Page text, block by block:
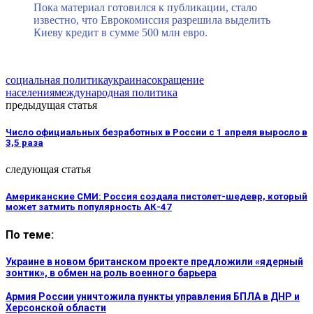
Пока материал готовился к публикации, стало
известно, что Еврокомиссия разрешила выделить
Киеву кредит в сумме 500 млн евро.
социальная политикаукраинасокращение
населениямеждународная политика
предыдущая статья
Число официальных безработных в России с 1 апреля выросло в
3,5 раза
следующая статья
Американские СМИ: Россия создала пистолет-шедевр, который
может затмить популярность АК-47
По теме:
Украине в новом британском проекте предложили «ядерный
зонтик», в обмен на роль военного барьера
Армия России уничтожила пункты управления БПЛА в ДНР и
Херсонской области